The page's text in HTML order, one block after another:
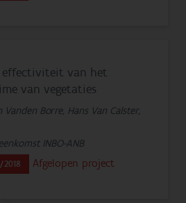
effectiviteit van het
van vegetaties
Vanden Borre, Hans Van Calster,
INBO-ANB
2018 Afgelopen project